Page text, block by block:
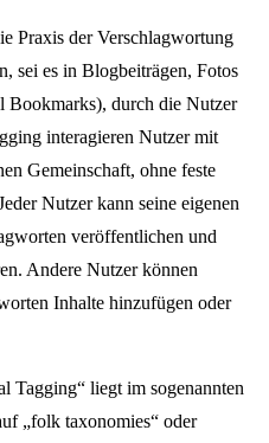
Praxis der Verschlagwortung
sei es in Blogbeiträgen, Fotos
Bookmarks), durch die Nutzer
interagieren Nutzer mit
Gemeinschaft, ohne feste
Nutzer kann seine eigenen
veröffentlichen und
Andere Nutzer können
Inhalte hinzufügen oder
Tagging“ liegt im sogenannten
„folk taxonomies“ oder